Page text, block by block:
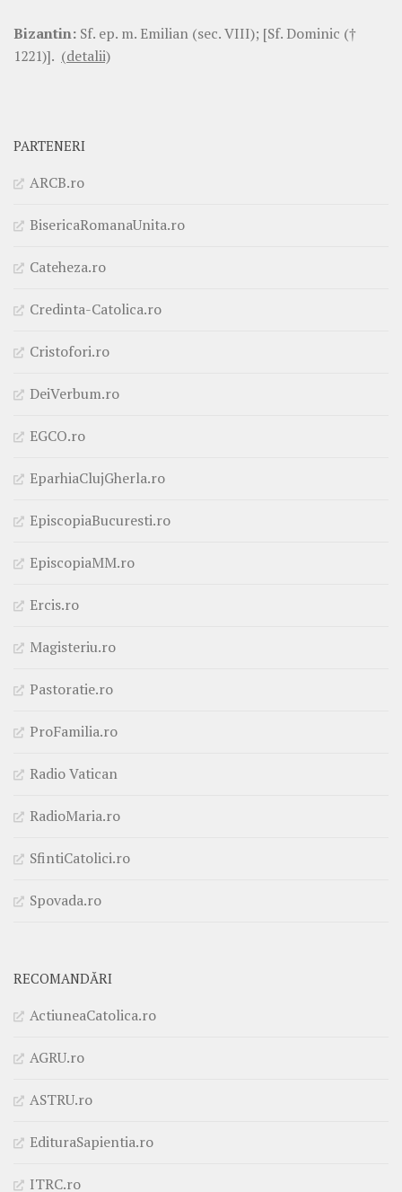
Bizantin: Sf. ep. m. Emilian (sec. VIII); [Sf. Dominic (†
1221)]. (detalii)
PARTENERI
ARCB.ro
BisericaRomanaUnita.ro
Cateheza.ro
Credinta-Catolica.ro
Cristofori.ro
DeiVerbum.ro
EGCO.ro
EparhiaClujGherla.ro
EpiscopiaBucuresti.ro
EpiscopiaMM.ro
Ercis.ro
Magisteriu.ro
Pastoratie.ro
ProFamilia.ro
Radio Vatican
RadioMaria.ro
SfintiCatolici.ro
Spovada.ro
RECOMANDĂRI
ActiuneaCatolica.ro
AGRU.ro
ASTRU.ro
EdituraSapientia.ro
ITRC.ro